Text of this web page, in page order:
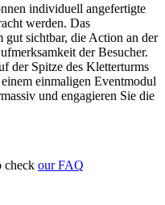
individuell angefertigte
werden. Das
sichtbar, die Action an der
der Besucher.
der Spitze des Kletterturms
einmaligen Eventmodul
und engagieren Sie die
check our FAQ